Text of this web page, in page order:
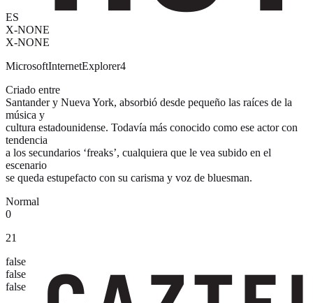
ES
X-NONE
X-NONE
MicrosoftInternetExplorer4
Criado entre
Santander y Nueva York, absorbió desde pequeño las raíces de la
música y
cultura estadounidense. Todavía más conocido como ese actor con
tendencia
a los secundarios ‘freaks’, cualquiera que le vea subido en el
escenario
se queda estupefacto con su carisma y voz de bluesman.
Normal
0
21
false
false
false